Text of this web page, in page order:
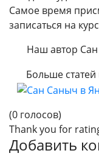
Самое время
записаться на
Наш автор
Больше
(0 голосов)
Thank you for
Добавить